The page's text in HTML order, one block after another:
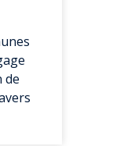
de